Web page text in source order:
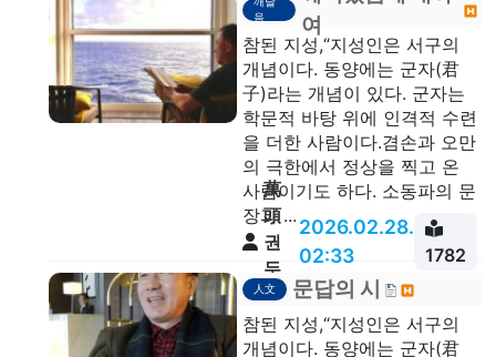
안
음
여
참된 지성,“지성인은 서구의
개념이다. 동양에는 군자(君
子)라는 개념이 있다. 군자는
학문적 바탕 위에 인격적 수련
을 더한 사람이다.겸손과 오만
의 극한에서 정상을 찍고 온
사람이기도 하다. 소동파의 문
장과 ...
萬
頭
권
두
안
2026.02.28.
02:33
1782
人文 문답의 시
참된 지성,“지성인은 서구의
개념이다. 동양에는 군자(君